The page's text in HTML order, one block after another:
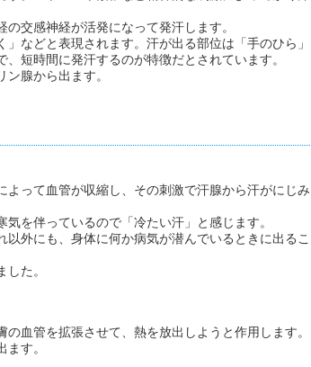
交感神経が活発になって発汗します。
などと表現されます。汗が出る部位は「手のひら」
短時間に発汗するのが特徴だとされています。
腺から出ます。
って血管が収縮し、その刺激で汗腺から汗がにじみ
を伴っているので「冷たい汗」と感じます。
以外にも、身体に何か病気が潜んでいるときに出るこ
た。
血管を拡張させて、熱を放出しようと作用します。
す。